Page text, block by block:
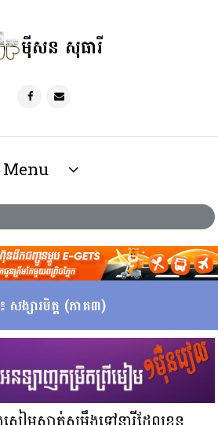
ម៉ីសន សុធារី
Menu
សង្សារមិត្ត (ភាគ៣)